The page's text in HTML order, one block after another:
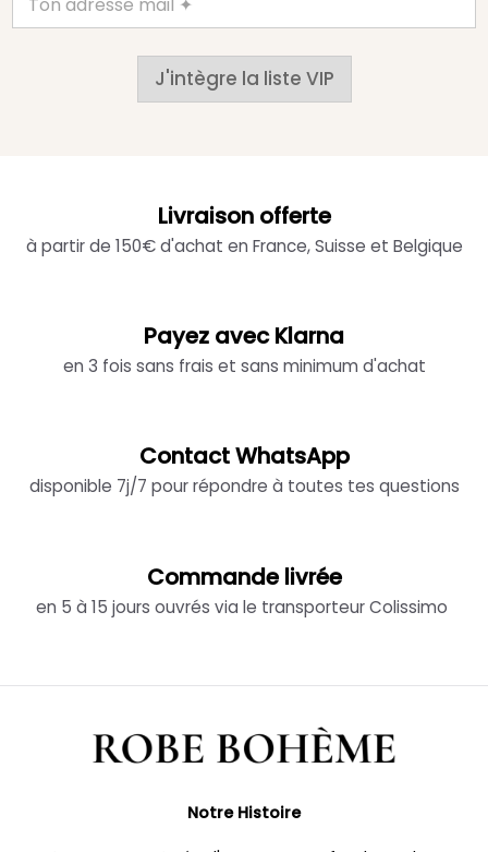
J'intègre la liste VIP
Livraison offerte
à partir de 150€ d'achat en France, Suisse et Belgique
Payez avec Klarna
en 3 fois sans frais et sans minimum d'achat
Contact WhatsApp
disponible 7j/7 pour répondre à toutes tes questions
Commande livrée
en 5 à 15 jours ouvrés via le transporteur Colissimo
Notre Histoire